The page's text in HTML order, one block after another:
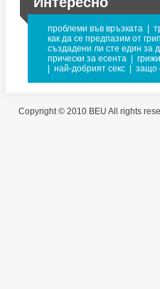
проблеми във връзката
как да се предпазим от
създадени ли сте един за
прически за есента
най-добрият секс защо
Copyright © 2010 BEU All rights